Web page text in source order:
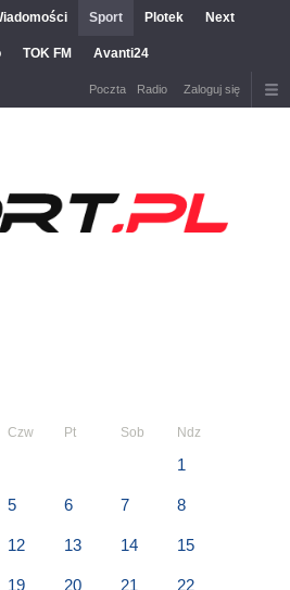
Sport Plotek Next
TOK FM Avanti24
Poczta Radio Zaloguj się
Czw Pt Sob Ndz
1
5 6 7 8
12 13 14 15
19 20 21 22